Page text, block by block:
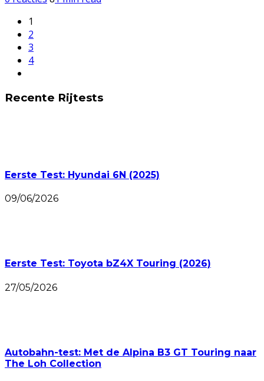
1
2
3
4
Recente Rijtests
Eerste Test: Hyundai 6N (2025)
09/06/2026
Eerste Test: Toyota bZ4X Touring (2026)
27/05/2026
Autobahn-test: Met de Alpina B3 GT Touring naar
The Loh Collection